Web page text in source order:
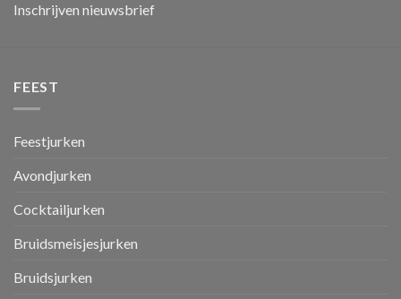
Inschrijven nieuwsbrief
FEEST
Feestjurken
Avondjurken
Cocktailjurken
Bruidsmeisjesjurken
Bruidsjurken